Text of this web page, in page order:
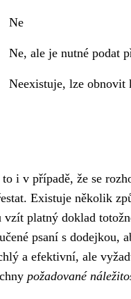
Ne
Ne, ale je nutné podat
Neexistuje, lze
i v případě, že se
Existuje několik
platný doklad
psaní s dodejkou,
a efektivní, ale
požadované